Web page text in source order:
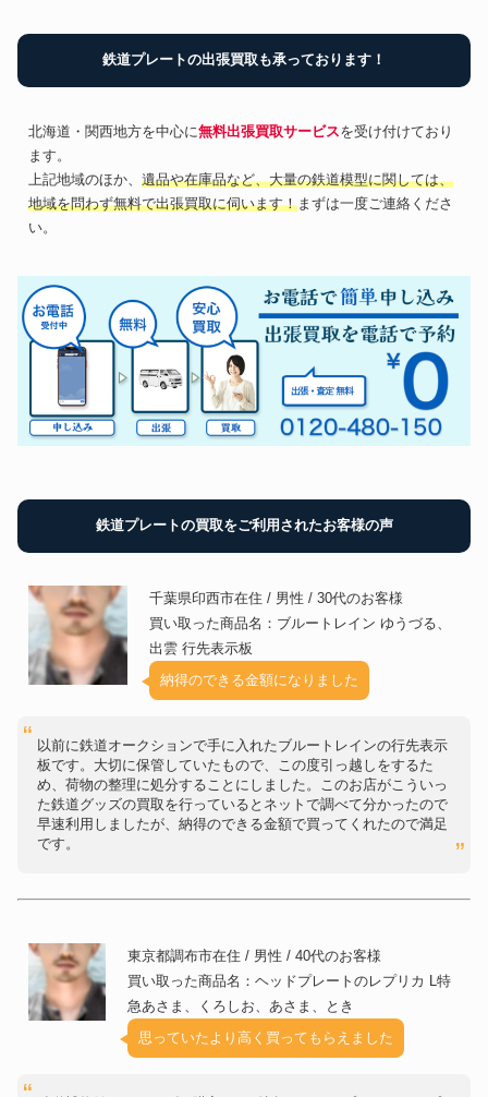
鉄道プレートの出張買取も承っております！
北海道・関西地方を中心に無料出張買取サービスを受け付けており
ます。
上記地域のほか、 遺品や在庫品など、大量の鉄道模型に関しては、
地域を問わず無料で出張買取に伺います！まずは一度ご連絡くださ
い。
鉄道プレートの買取をご利用されたお客様の声
千葉県印西市在住 / 男性 / 30代のお客様
買い取った商品名：ブルートレイン ゆうづる、
出雲 行先表示板
納得のできる金額になりました
以前に鉄道オークションで手に入れたブルートレインの行先表示
板です。大切に保管していたもので、この度引っ越しをするた
め、荷物の整理に処分することにしました。このお店がこういっ
た鉄道グッズの買取を行っているとネットで調べて分かったので
早速利用しましたが、納得のできる金額で買ってくれたので満足
です。
東京都調布市在住 / 男性 / 40代のお客様
買い取った商品名：ヘッドプレートのレプリカ L特
急あさま、くろしお、あさま、とき
思っていたより高く買ってもらえました